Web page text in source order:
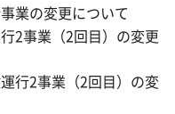
業の変更について
2事業（2回目）の変更
行2事業（2回目）の変